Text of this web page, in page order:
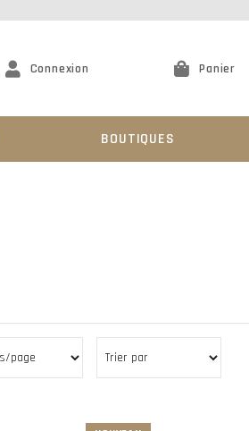
Connexion Panier
BOUTIQUES